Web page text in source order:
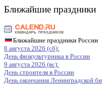
Ближайшие праздники
Ближайшие праздники России
8 августа 2026 (сб):
День физкультурника в России
9 августа 2026 (вс):
День строителя в России
День окончания Ленинградской